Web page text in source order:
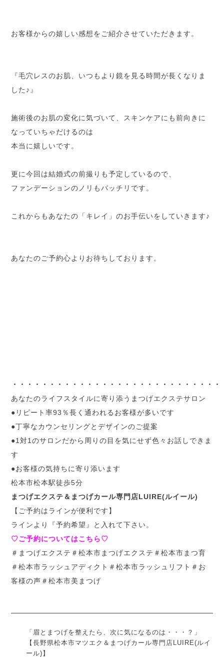
お客様からの嬉しい感想をご紹介させていただきます。
『毛穴レスのお肌、いつもより鏡を見る時間が長くなりま
した♪』
施術後のお肌の変化に気づいて、スキンケアにも前向きに
なっていちゃだけるのは
本当に嬉しいです。
更に今回は結婚式の前撮りも予定しているので、
ファンデーションのノリもバッチリです。
これからもあなたの「キレイ」のお手伝いをしていきます♪
あなたのご予約心よりお待ちしております。
・・・・・・・・・・・・・・・・・・・・・・・・・・・・
あなたのライフスタイルに寄り添うまつげエクステサロン
●リピート率93％長く通われるお客様が多いです
●丁寧なカウンセリングとデザインのご提案
●1対1のサロンだから周りの目を気にせず色々お話しできま
す
●お客様の気持ちに寄り添います
松本市松本駅徒歩5分
まつげエクステ＆まつげカール専門店LUIRE(ルイール)
【ご予約はラインが便利です】
ラインより『予約希望』と入れて下さい。
♡ご予約についてはこちら♡
＃まつげエクステ＃松本市まつげエクステ＃松本市まつ育
＃松本市ラッシュアディクト＃松本市ラッシュリフト＃お
客様の声＃松本市美まつげ
「眉とまつげを整えたら、次に気になるのは・・・？」
【長野県松本市マツエク＆まつげカール専門店LUIRE(ルイ
ール)】